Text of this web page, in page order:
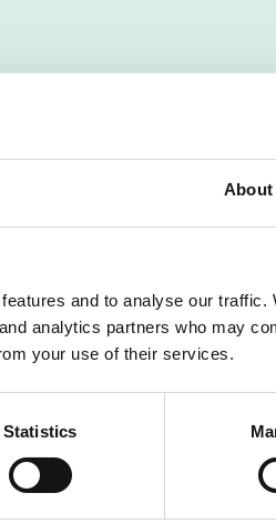
About
and to analyse our traffic.
analytics partners who may
your use of their services.
Statistics
verkligen ditt intresse.
uppdrag.